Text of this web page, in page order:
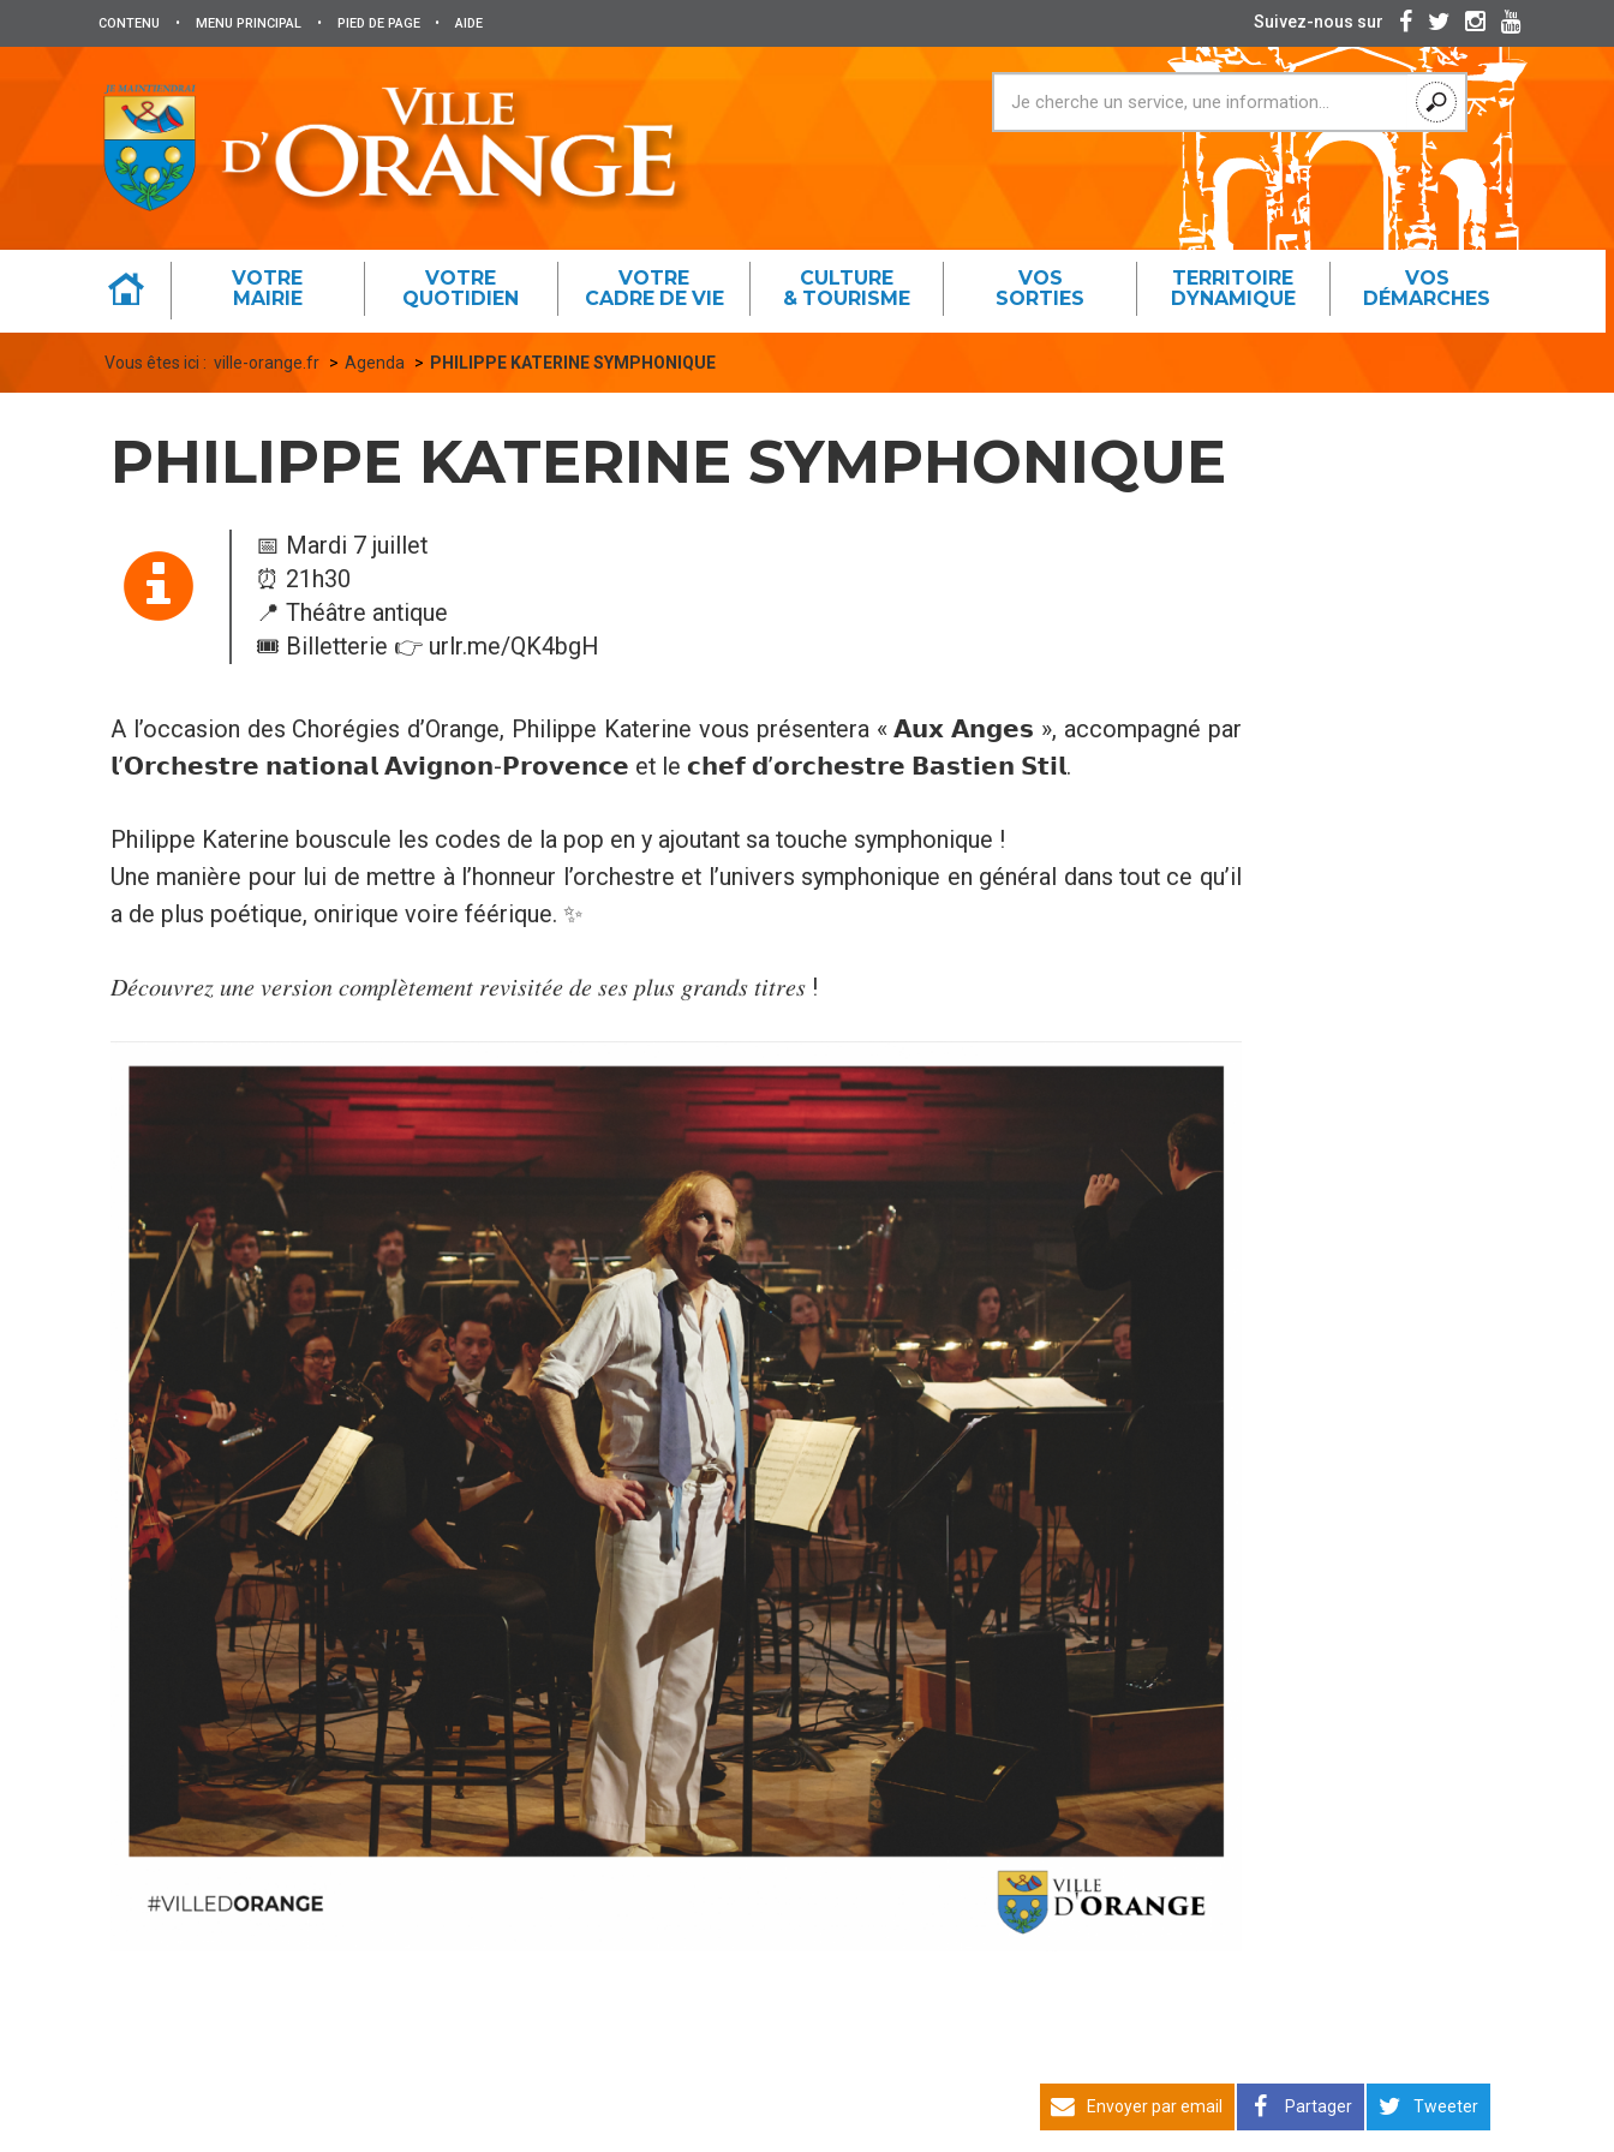
CONTENU • MENU PRINCIPAL • PIED DE PAGE • AIDE
VOTRE
MAIRIE
VOTRE
QUOTIDIEN
VOTRE
CADRE DE VIE
CULTURE
& TOURISME
VOS
SORTIES
TERRITOIRE
DYNAMIQUE
VOS
DÉMARCHES
Suivez-nous sur
Vous êtes ici : ville-orange.fr Agenda PHILIPPE KATERINE SYMPHONIQUE
PHILIPPE KATERINE SYMPHONIQUE
📅 Mardi 7 juillet
⏰ 21h30
📍 Théâtre antique
🎟️ Billetterie 👉 urlr.me/QK4bgH
A l’occasion des Chorégies d’Orange, Philippe Katerine vous présentera « 𝗔𝘂𝘅 𝗔𝗻𝗴𝗲𝘀 », accompagné par
𝗹’𝗢𝗿𝗰𝗵𝗲𝘀𝘁𝗿𝗲 𝗻𝗮𝘁𝗶𝗼𝗻𝗮𝗹 𝗔𝘃𝗶𝗴𝗻𝗼𝗻-𝗣𝗿𝗼𝘃𝗲𝗻𝗰𝗲 et le 𝗰𝗵𝗲𝗳 𝗱’𝗼𝗿𝗰𝗵𝗲𝘀𝘁𝗿𝗲 𝗕𝗮𝘀𝘁𝗶𝗲𝗻 𝗦𝘁𝗶𝗹.
Philippe Katerine bouscule les codes de la pop en y ajoutant sa touche symphonique !
Une manière pour lui de mettre à l’honneur l’orchestre et l’univers symphonique en général dans tout ce qu’il
a de plus poétique, onirique voire féérique. ✨
𝐷𝑒́𝑐𝑜𝑢𝑣𝑟𝑒𝑧 𝑢𝑛𝑒 𝑣𝑒𝑟𝑠𝑖𝑜𝑛 𝑐𝑜𝑚𝑝𝑙𝑒̀𝑡𝑒𝑚𝑒𝑛𝑡 𝑟𝑒𝑣𝑖𝑠𝑖𝑡𝑒́𝑒 𝑑𝑒 𝑠𝑒𝑠 𝑝𝑙𝑢𝑠 𝑔𝑟𝑎𝑛𝑑𝑠 𝑡𝑖𝑡𝑟𝑒𝑠 !
Envoyer par email Partager Tweeter